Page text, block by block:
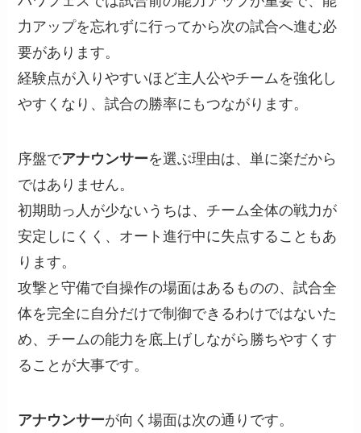
力アップを忘れずに行ってから次の試合へ進む必
要があります。
経験点が入りやすいほど主人公やチームを強化し
やすくなり、試合の勝率にもつながります。
序盤でアナウンサーを選ぶ理由は、単に楽だから
ではありません。
初期助っ人が少ないうちは、チーム全体の戦力が
安定しにくく、オート進行中に失点することもあ
ります。
攻撃と守備で自操作の場面はあるものの、試合全
体を完全に自分だけで制御できるわけではないた
め、チームの能力を底上げしながら勝ちやすくす
ることが大事です。
アナウンサーが向く場面は次の通りです。